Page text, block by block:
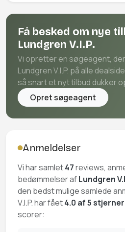
Få besked om nye
Lundgren V.I.P.
Vi opretter en søgeagent,
Lundgren V.I.P. på alle
så snart et nyt tilbud dukker
Opret søgeagent
Anmeldelser
Vi har samlet47reviews,
bedømmelser afLundgren
den bedst mulige samlede
V.I.P. har fået4.0 af 5 stjerner
scorer: